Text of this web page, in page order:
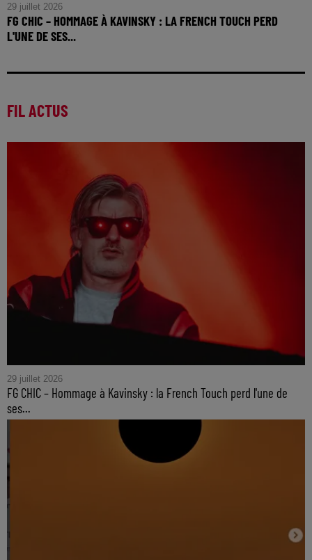
29 juillet 2026
FG CHIC – HOMMAGE À KAVINSKY : LA FRENCH TOUCH PERD
L'UNE DE SES...
FIL ACTUS
29 juillet 2026
FG CHIC – Hommage à Kavinsky : la French Touch perd l'une de
ses...